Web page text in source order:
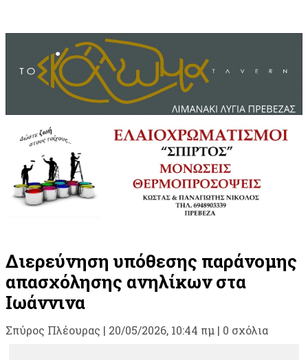
Διερεύνηση υπόθεσης παράνομης
απασχόλησης ανηλίκων στα
Ιωάννινα
Σπύρος Πλέουρας | 20/05/2026, 10:44 πμ | 0 σχόλια